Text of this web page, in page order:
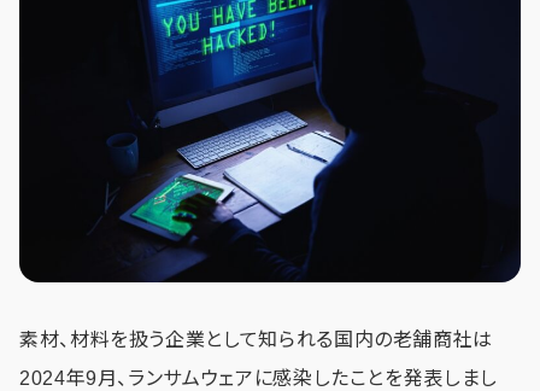
素材、材料を扱う企業として知られる国内の老舗商社は
2024年9月、ランサムウェアに感染したことを発表しまし